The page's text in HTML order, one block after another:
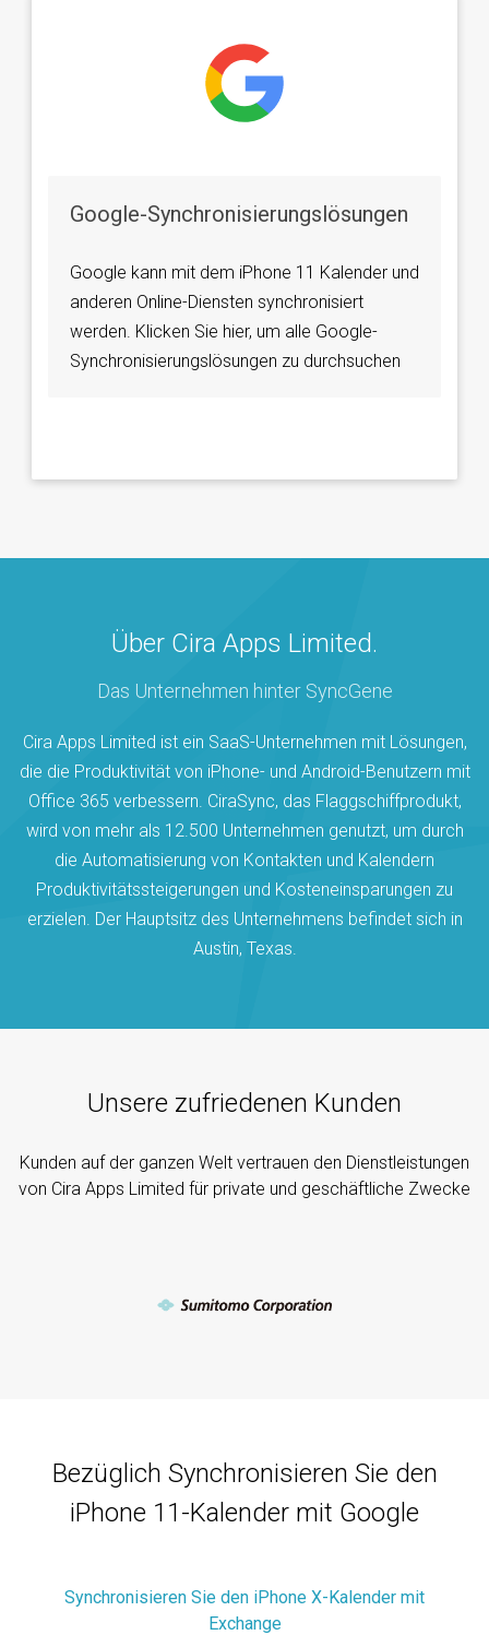
Google-Synchronisierungslösungen
Google kann mit dem iPhone 11 Kalender und
anderen Online-Diensten synchronisiert
werden. Klicken Sie hier, um alle Google-
Synchronisierungslösungen zu durchsuchen
Über Cira Apps Limited.
Das Unternehmen hinter SyncGene
Cira Apps Limited ist ein SaaS-Unternehmen mit Lösungen,
die die Produktivität von iPhone- und Android-Benutzern mit
Office 365 verbessern. CiraSync, das Flaggschiffprodukt,
wird von mehr als 12.500 Unternehmen genutzt, um durch
die Automatisierung von Kontakten und Kalendern
Produktivitätssteigerungen und Kosteneinsparungen zu
erzielen. Der Hauptsitz des Unternehmens befindet sich in
Austin, Texas.
Unsere zufriedenen Kunden
Kunden auf der ganzen Welt vertrauen den Dienstleistungen
von Cira Apps Limited für private und geschäftliche Zwecke
Bezüglich Synchronisieren Sie den
iPhone 11-Kalender mit Google
Synchronisieren Sie den iPhone X-Kalender mit
Exchange